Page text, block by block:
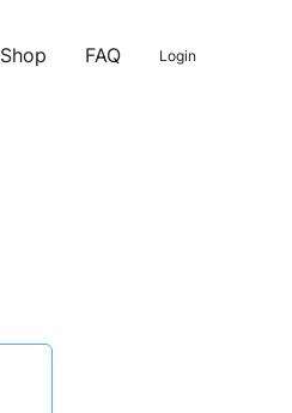
Shop FAQ Login